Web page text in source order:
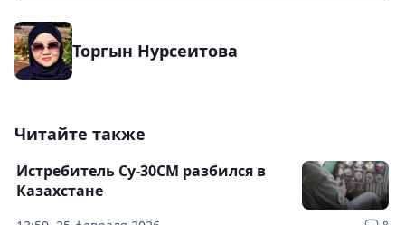
Торгын Нурсеитова
Читайте также
Истребитель Су-30СМ разбился в
Казахстане